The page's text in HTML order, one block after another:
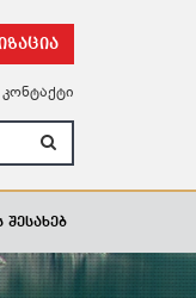
კონტაქტი
შესახებ